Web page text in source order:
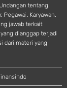
tentang
Pegawai, Karyawan,
jawab terkait
dianggap terjadi
dari materi yang